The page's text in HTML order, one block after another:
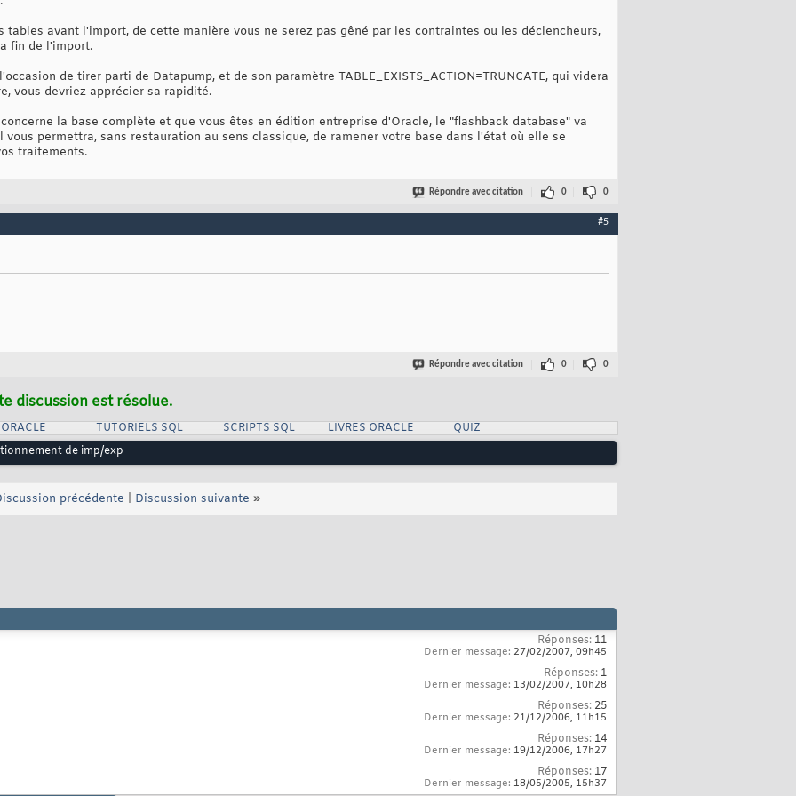
avant l'import, de cette manière vous ne serez pas gêné par les contraintes ou les déclencheurs,
fin de l'import.
de tirer parti de Datapump, et de son paramètre TABLE_EXISTS_ACTION=TRUNCATE, qui videra
vous devriez apprécier sa rapidité.
la base complète et que vous êtes en édition entreprise d'Oracle, le "flashback database" va
vous permettra, sans restauration au sens classique, de ramener votre base dans l'état où elle se
traitements.
Répondre avec citation 0 0
#5
Répondre avec citation 0 0
discussion est résolue.
TUTORIELS SQL SCRIPTS SQL LIVRES ORACLE
QUIZ
de imp/exp
précédente Discussion suivante »
Réponses: 11
Dernier message: 27/02/2007, 09h45
Réponses: 1
Dernier message: 13/02/2007, 10h28
Réponses: 25
Dernier message: 21/12/2006, 11h15
Réponses: 14
Dernier message: 19/12/2006, 17h27
Réponses: 17
Dernier message: 18/05/2005, 15h37